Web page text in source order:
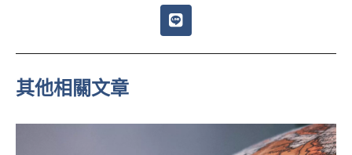
L
i
e
其他相關文章